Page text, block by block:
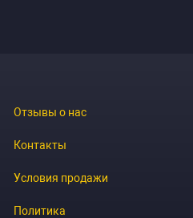
Отзывы о нас
Контакты
Условия продажи
Политика